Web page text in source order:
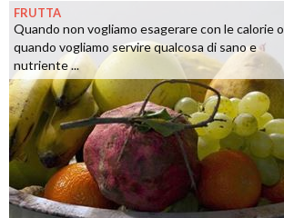
FRUTTA
Quando non vogliamo esagerare con le calorie o
quando vogliamo servire qualcosa di sano e
nutriente ...